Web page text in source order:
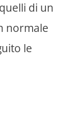
di un
normale
le